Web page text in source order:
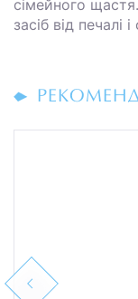
сімейного
засіб від печалі
Previous